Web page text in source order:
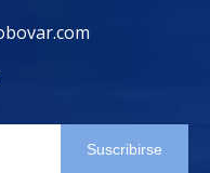
Suscribirse